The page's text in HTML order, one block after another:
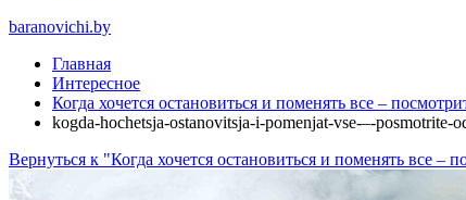
baranovichi.by
Главная
Интересное
Когда хочется остановиться и поменять все ‒
kogda-hochetsja-ostanovitsja-i-pomenjat-vse-‒-
Вернуться к "Когда хочется остановиться и поменять все ‒